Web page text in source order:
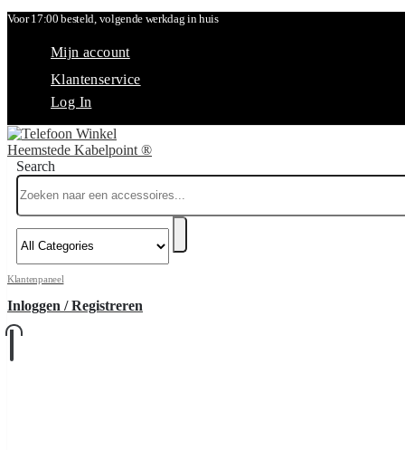
Voor 17:00 besteld, volgende werkdag in huis
Mijn account
Klantenservice
Log In
Search
Klantenpaneel
Inloggen / Registreren